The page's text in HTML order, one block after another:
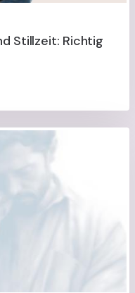
Stillzeit: Richtig